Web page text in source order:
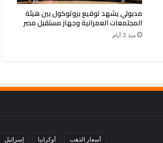
مدبولي يشهد توقيع بروتوكول بين هيئة
المجتمعات العمرانية وجهاز مستقبل مصر
منذ 3 أيام
أسعار الذهب أوكرانيا إسرائيل